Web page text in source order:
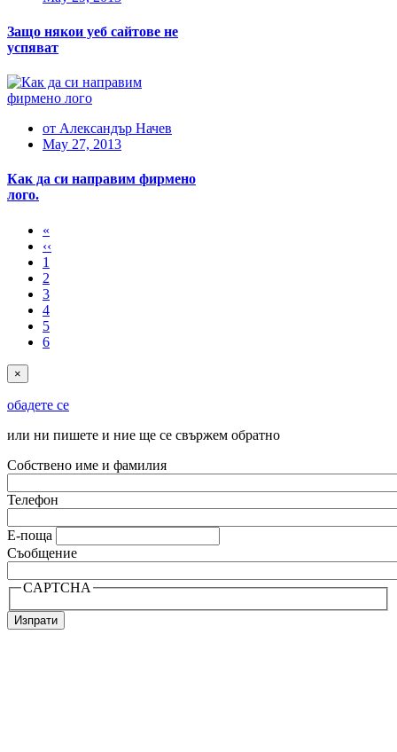
Защо някои уеб сайтове не
успяват
от Александър Начев
May 27, 2013
Как да си направим фирмено
лого.
«
‹‹
1
2
3
4
5
6
×
обадете се
или ни пишете и ние ще се свържем обратно
Собствено име и фамилия
Телефон
Е-поща
Съобщение
CAPTCHA